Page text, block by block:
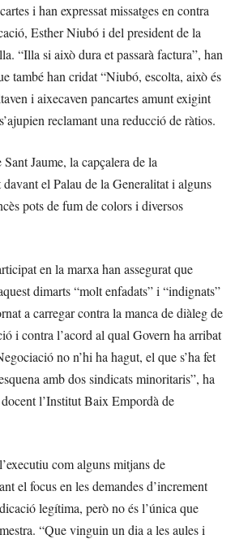
i han expressat missatges en contra
Esther Niubó i del president de la
“Illa si això dura et passarà factura”, han
també han cridat “Niubó, escolta, això és
i aixecaven pancartes amunt exigint
reclamant una reducció de ràtios.
Jaume, la capçalera de la
davant el Palau de la Generalitat i alguns
pots de fum de colors i diversos
en la marxa han assegurat que
dimarts “molt enfadats” i “indignats”
a carregar contra la manca de diàleg de
i contra l’acord al qual Govern ha arribat
no n’hi ha hagut, el que s’ha fet
amb dos sindicats minoritaris”, ha
l’Institut Baix Empordà de
com alguns mitjans de
el focus en les demandes d’increment
legítima, però no és l’única que
“Que vinguin un dia a les aules i